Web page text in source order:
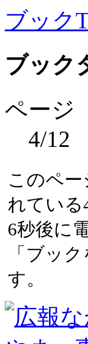
ブック
ブック
ページ
4/12
このペ
れている
5秒後に
「ブッ
す。